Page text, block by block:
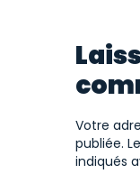
Votre
publiée.
indiqués